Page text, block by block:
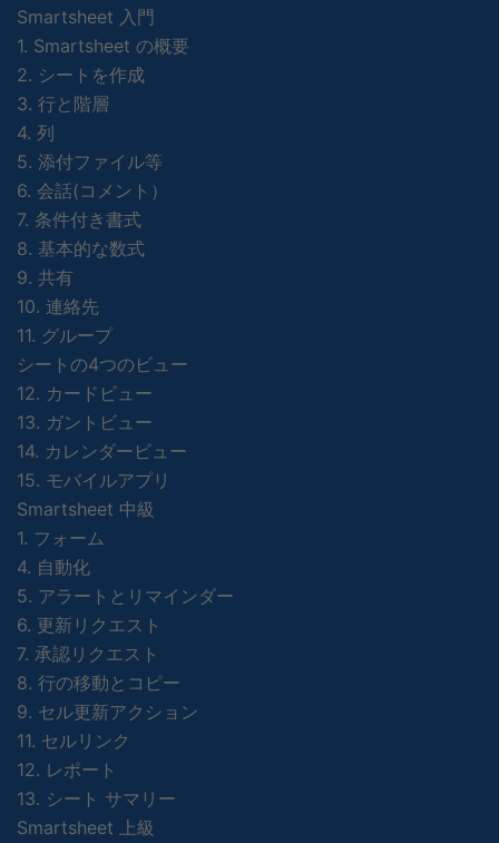
Smartsheet 入門
1. Smartsheet の概要
2. シートを作成
3. 行と階層
4. 列
5. 添付ファイル等
6. 会話(コメント）
7. 条件付き書式
8. 基本的な数式
9. 共有
10. 連絡先
11. グループ
シートの4つのビュー
12. カードビュー
13. ガントビュー
14. カレンダービュー
15. モバイルアプリ
Smartsheet 中級
1. フォーム
4. 自動化
5. アラートとリマインダー
6. 更新リクエスト
7. 承認リクエスト
8. 行の移動とコピー
9. セル更新アクション
11. セルリンク
12. レポート
13. シート サマリー
Smartsheet 上級